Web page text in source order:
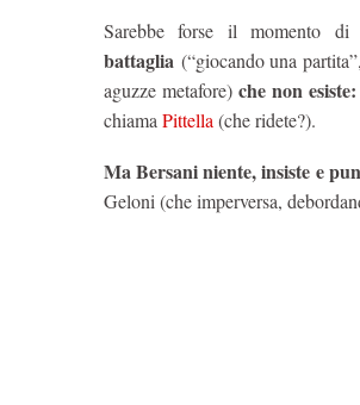
Sarebbe forse il momento
battaglia (“giocando una
aguzze metafore)che non esiste:
chiama Pittella (che ridete?).
Ma Bersani niente, insiste e
Geloni (che imperversa,